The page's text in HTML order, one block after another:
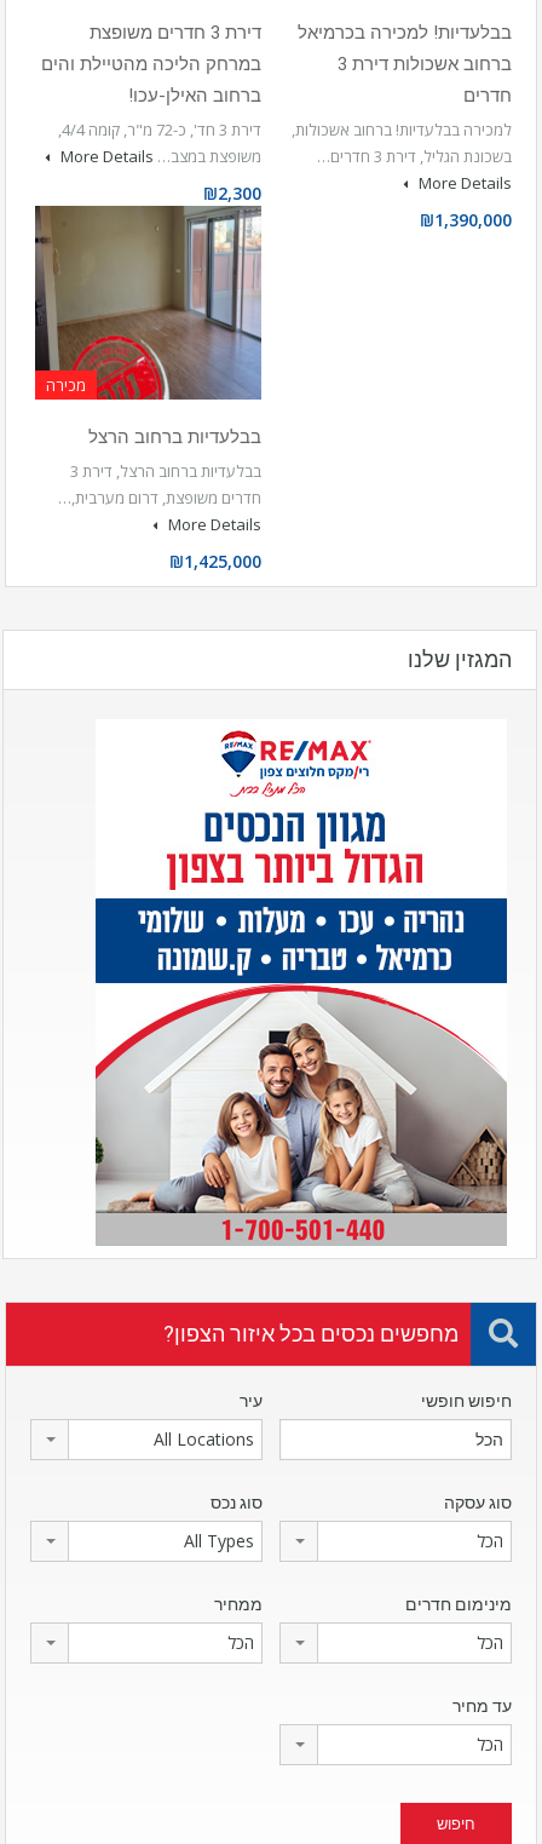
בבלעדיות! למכירה בכרמיאל
ברחוב אשכולות דירת 3
חדרים
למכירה בבלעדיות! ברחוב אשכולות,
בשכונת הגליל, דירת 3 חדרים…
More Details
₪1,390,000
דירת 3 חדרים משופצת
במרחק הליכה מהטיילת והים
ברחוב האילן-עכו!
דירת 3 חד', כ-72 מ"ר, קומה 4/4,
משופצת במצב… More Details
₪2,300
מכירה
בבלעדיות ברחוב הרצל
בבלעדיות ברחוב הרצל, דירת 3
חדרים משופצת, דרום מערבית,…
More Details
₪1,425,000
המגזין שלנו
מחפשים נכסים בכל איזור הצפון?
חיפוש חופשי עיר
All Locations
סוג עסקה
הכל
סוג נכס
All Types
מינימום חדרים
הכל
ממחיר
הכל
עד מחיר
הכל